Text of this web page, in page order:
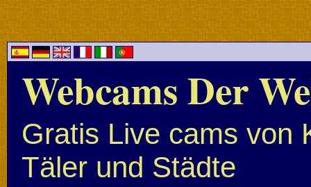
Webcams Der
Gratis Live cams von
Täler und Städte